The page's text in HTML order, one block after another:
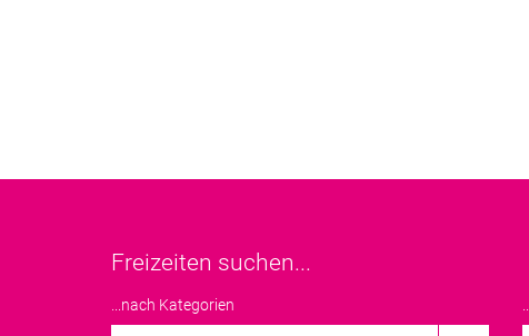
Freizeiten suchen...
...nach Kategorien